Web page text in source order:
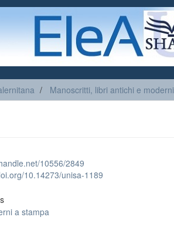
Manoscritti, libri antichi e moderni
10556/2849
10.14273/unisa-1189
a stampa